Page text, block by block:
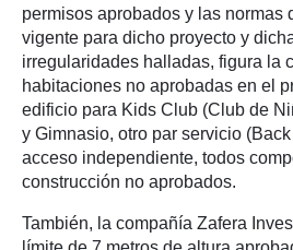
permisos aprobados y las normas
vigente para dicho proyecto y
irregularidades halladas, figura la
habitaciones no aprobadas en el
edificio para Kids Club (Club de
y Gimnasio, otro par servicio
acceso independiente, todos
construcción no aprobados.
También, la compañía Zafera